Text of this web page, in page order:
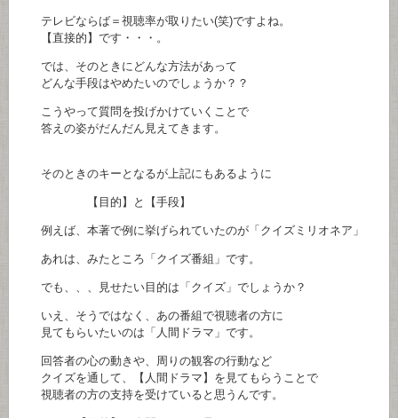
テレビならば＝視聴率が取りたい(笑)ですよね。
【直接的】です・・・。
では、そのときにどんな方法があって
どんな手段はやめたいのでしょうか？？
こうやって質問を投げかけていくことで
答えの姿がだんだん見えてきます。
そのときのキーとなるが上記にもあるように
【目的】と【手段】
例えば、本著で例に挙げられていたのが「クイズミリオネア」
あれは、みたところ「クイズ番組」です。
でも、、、見せたい目的は「クイズ」でしょうか？
いえ、そうではなく、あの番組で視聴者の方に
見てもらいたいのは「人間ドラマ」です。
回答者の心の動きや、周りの観客の行動など
クイズを通して、【人間ドラマ】を見てもらうことで
視聴者の方の支持を受けていると思うんです。